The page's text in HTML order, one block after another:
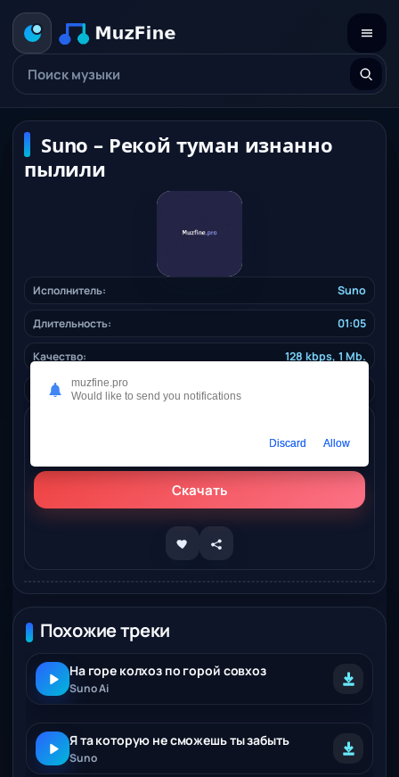
Suno – Рекой туман изнанно
пылили
Исполнитель: Suno
Длительность: 01:05
Качество: 128 kbps, 1 Mb.
Дата релиза:
Скачать
Похожие треки
На горе колхоз по горой совхоз
Suno Ai
Я та которую не сможешь ты забыть
Suno
muzfine.pro
Would like to send you notifications
Discard Allow